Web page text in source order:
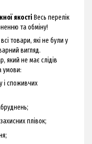
якостіВесь перелік
та обміну!
товари, які не були у
вигляд.
який не має слідів
умови:
і споживчих
плівок;